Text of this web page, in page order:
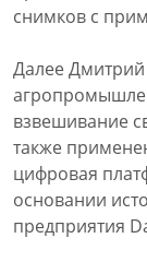
снимков с
Далее Дмитрий
взвешивание
также
цифровая
основании
предприятия